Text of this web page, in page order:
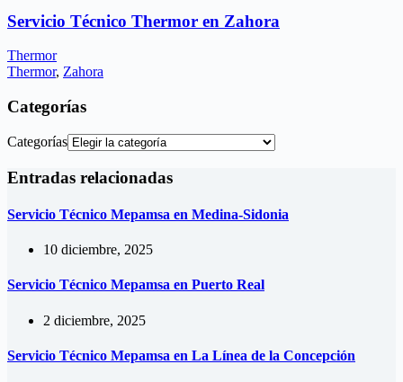
Servicio Técnico Thermor en Zahora
Thermor
Thermor, Zahora
Categorías
Categorías
Entradas relacionadas
Servicio Técnico Mepamsa en Medina-Sidonia
10 diciembre, 2025
Servicio Técnico Mepamsa en Puerto Real
2 diciembre, 2025
Servicio Técnico Mepamsa en La Línea de la Concepción